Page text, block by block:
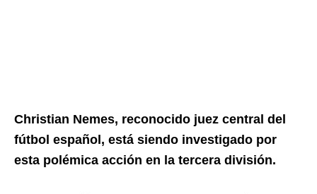
Christian Nemes, reconocido juez central del
fútbol español, está siendo investigado por
esta polémica acción en la tercera división.